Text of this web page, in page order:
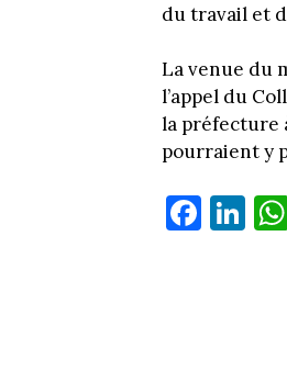
du travail et
La venue du
l’appel du
la préfecture
pourraient y
Fa
ce
Li
nk